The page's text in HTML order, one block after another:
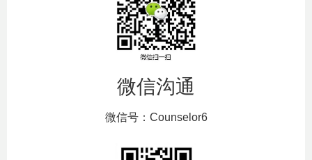
微信沟通
微信号：Counselor6